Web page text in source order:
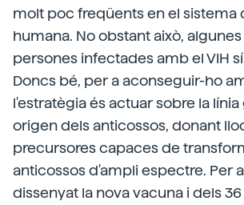
molt poc freqüents en el sistema
humana. No obstant això,
persones infectades amb el VIH
Doncs bé, per a aconseguir-ho
l'estratègia és actuar sobre la
origen dels anticossos, donant lloc
precursores capaces de
anticossos d'ampli espectre. Per
dissenyat la nova vacuna i dels